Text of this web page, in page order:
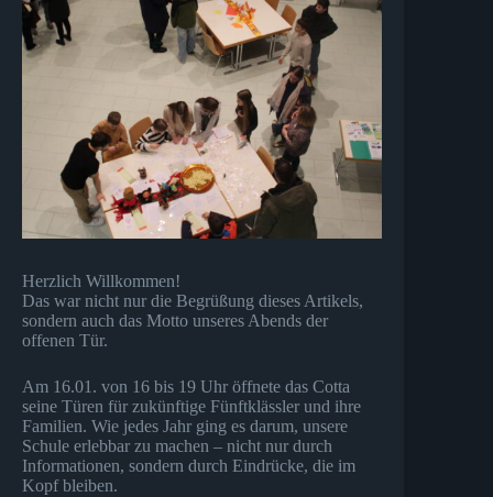
Herzlich Willkommen!
Das war nicht nur die Begrüßung dieses Artikels,
sondern auch das Motto unseres Abends der
offenen Tür.
Am 16.01. von 16 bis 19 Uhr öffnete das Cotta
seine Türen für zukünftige Fünftklässler und ihre
Familien. Wie jedes Jahr ging es darum, unsere
Schule erlebbar zu machen – nicht nur durch
Informationen, sondern durch Eindrücke, die im
Kopf bleiben.